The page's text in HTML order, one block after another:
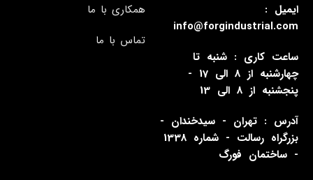
ایمیل :
info@forgindustrial.com
ساعت کاری : شنبه تا
چهارشنبه از 8 الی 17 -
پنجشنبه از 8 الی 13
آدرس : تهران - سیدخندان -
بزرگراه رسالت - شماره 1338
- ساختمان فورگ
همکاری با ما
تماس با ما